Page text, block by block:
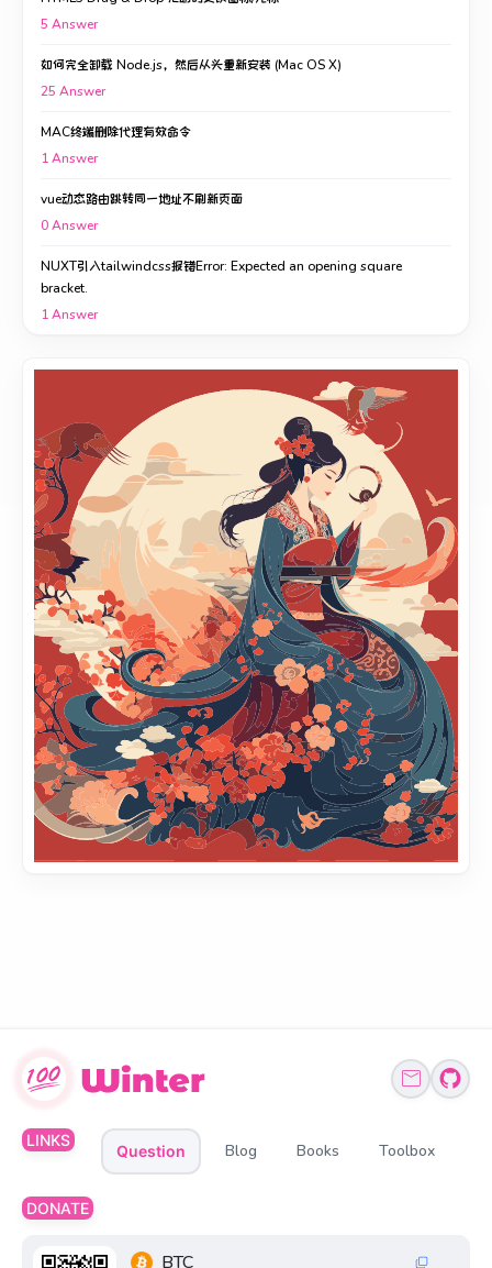
5 Answer
如何完全卸载 Node.js，然后从头重新安装 (Mac OS X)
25 Answer
MAC终端删除代理有效命令
1Answer
vue动态路由跳转同一地址不刷新页面
0Answer
NUXT引入tailwindcss报错Error: Expected an opening square
bracket.
1Answer
LINKS
Question Blog Books Toolbox
DONATE
BTC